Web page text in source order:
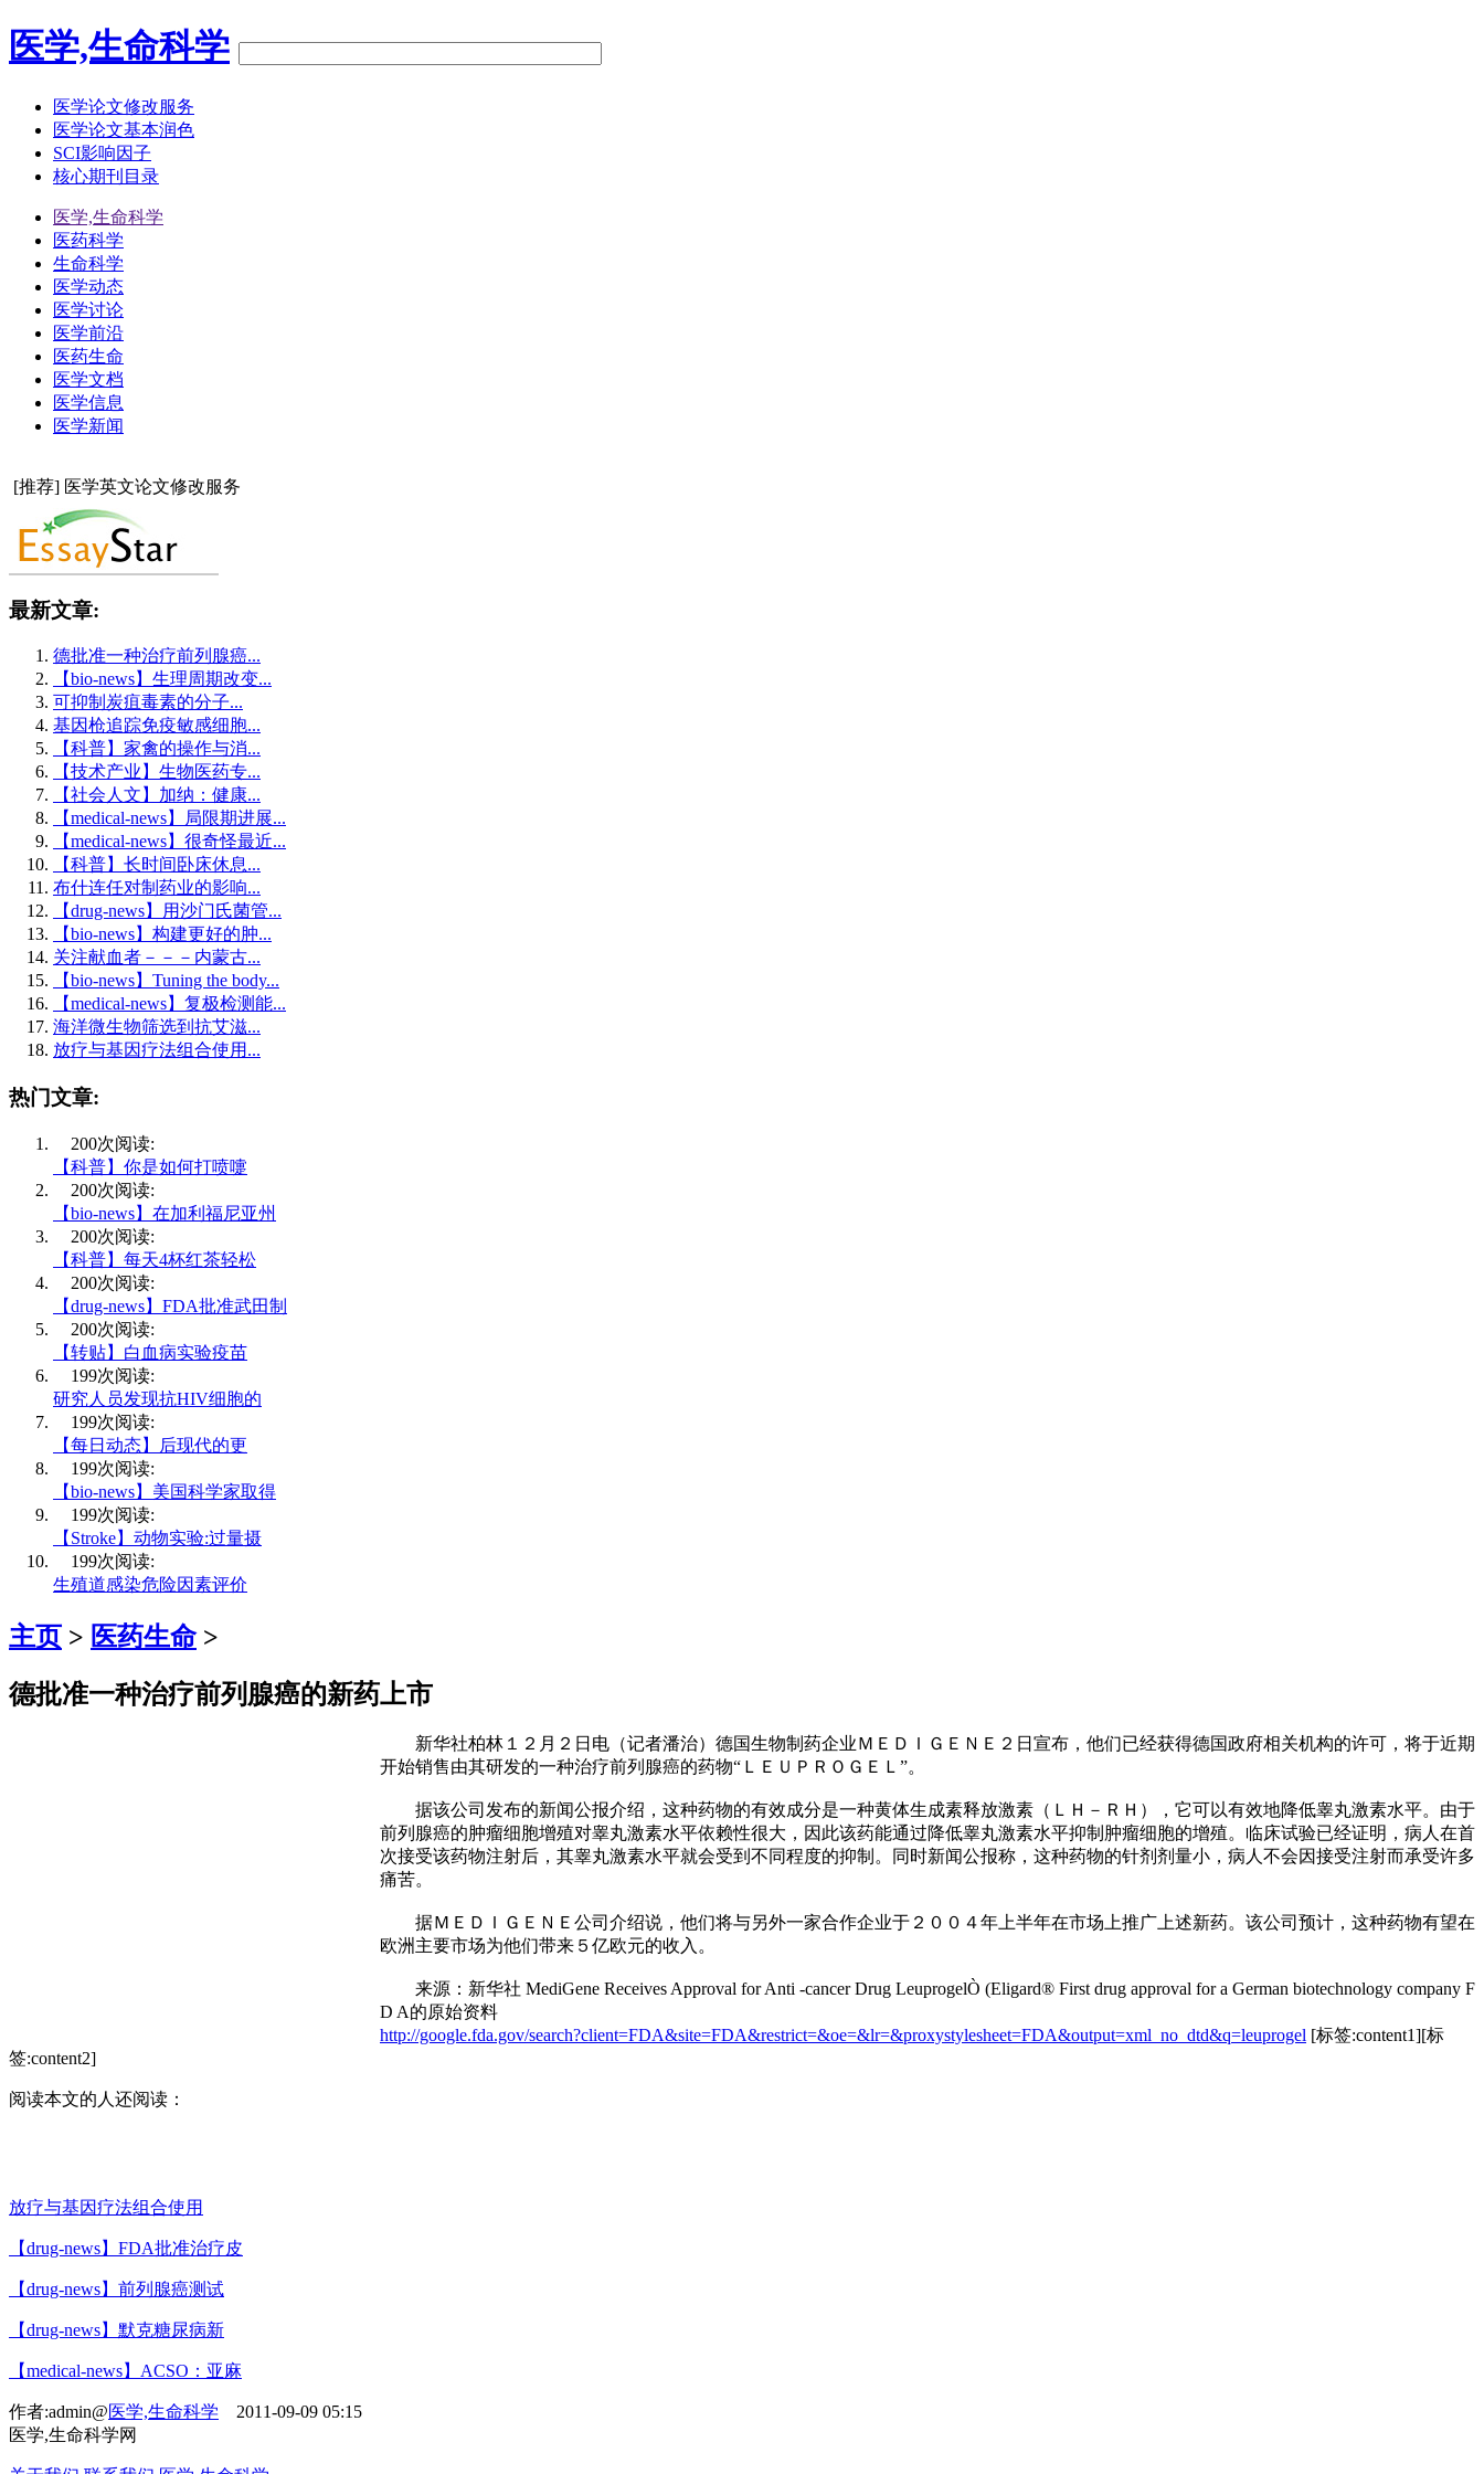
医学,生命科学
医学论文修改服务
医学论文基本润色
SCI影响因子
核心期刊目录
医学,生命科学
医药科学
生命科学
医学动态
医学讨论
医学前沿
医药生命
医学文档
医学信息
医学新闻
[推荐] 医学英文论文修改服务
最新文章:
德批准一种治疗前列腺癌...
【bio-news】生理周期改变...
可抑制炭疽毒素的分子...
基因枪追踪免疫敏感细胞...
【科普】家禽的操作与消...
【技术产业】生物医药专...
【社会人文】加纳：健康...
【medical-news】局限期进展...
【medical-news】很奇怪最近...
【科普】长时间卧床休息...
布什连任对制药业的影响...
【drug-news】用沙门氏菌管...
【bio-news】构建更好的肿...
关注献血者－－－内蒙古...
【bio-news】Tuning the body...
【medical-news】复极检测能...
海洋微生物筛选到抗艾滋...
放疗与基因疗法组合使用...
热门文章:
200次阅读:
【科普】你是如何打喷嚏
200次阅读:
【bio-news】在加利福尼亚州
200次阅读:
【科普】每天4杯红茶轻松
200次阅读:
【drug-news】FDA批准武田制
200次阅读:
【转贴】白血病实验疫苗
199次阅读:
研究人员发现抗HIV细胞的
199次阅读:
【每日动态】后现代的更
199次阅读:
【bio-news】美国科学家取得
199次阅读:
【Stroke】动物实验:过量摄
199次阅读:
生殖道感染危险因素评价
主页 > 医药生命>
德批准一种治疗前列腺癌的新药上市
新华社柏林１２月２日电（记者潘治）德国生物制药企业ＭＥＤＩＧＥＮＥ２日宣布，他们已经获得德国政府相关机构的许可，将于近期
开始销售由其研发的一种治疗前列腺癌的药物“ＬＥＵＰＲＯＧＥＬ”。
据该公司发布的新闻公报介绍，这种药物的有效成分是一种黄体生成素释放激素（ＬＨ－ＲＨ），它可以有效地降低睾丸激素水平。由于
前列腺癌的肿瘤细胞增殖对睾丸激素水平依赖性很大，因此该药能通过降低睾丸激素水平抑制肿瘤细胞的增殖。临床试验已经证明，病人在首
次接受该药物注射后，其睾丸激素水平就会受到不同程度的抑制。同时新闻公报称，这种药物的针剂剂量小，病人不会因接受注射而承受许多
痛苦。
据ＭＥＤＩＧＥＮＥ公司介绍说，他们将与另外一家合作企业于２００４年上半年在市场上推广上述新药。该公司预计，这种药物有望在
欧洲主要市场为他们带来５亿欧元的收入。
来源：新华社 MediGene Receives Approval for Anti -cancer Drug LeuprogelÒ (Eligard® First drug approval for a German biotechnology company F
D A的原始资料
http://google.fda.gov/search?client=FDA&site=FDA&restrict=&oe=&lr=&proxystylesheet=FDA&output=xml_no_dtd&q=leuprogel [标签:content1][标
签:content2]
阅读本文的人还阅读：
放疗与基因疗法组合使用
【drug-news】FDA批准治疗皮
【drug-news】前列腺癌测试
【drug-news】默克糖尿病新
【medical-news】ACSO：亚麻
作者:admin@ 医学,生命科学 2011-09-09 05:15
医学,生命科学网